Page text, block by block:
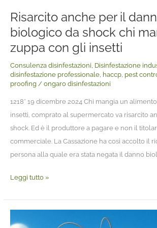
Risarcito anche per il
biologico da shock chi
zuppa con gli insetti
Consulenza disinfestazioni, Disinfestazione
disinfestazione professionale, haccp, pest
proofing / ongaro disinfestazioni
1218* 19 dicembre 2024 Chi mangia un
insetti, comprato al supermercato va risarcito
shock. Ed è il produttore a pagare e non il
commerciale. La Cassazione ha così accolto il
persona alla quale era stata negata il danno
zuppa
con
insetti
Leggi tutto »